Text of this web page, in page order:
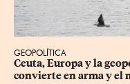
GEOPOLÍTICA
Ceuta, Europa y la
convierte en arma y el